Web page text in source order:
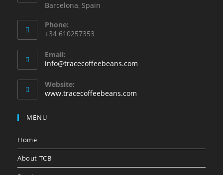
Barcelona, Spain
Phone:
+34 610257353
Email:
info@tracecoffeebeans.com
Website:
www.tracecoffeebeans.com
MENU
Home
About TCB